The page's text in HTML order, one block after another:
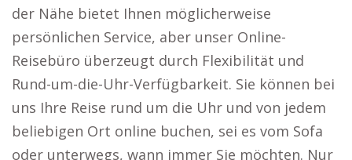
der Nähe bietet Ihnen möglicherweise
persönlichen Service, aber unser Online-
Reisebüro überzeugt durch Flexibilität und
Rund-um-die-Uhr-Verfügbarkeit. Sie können bei
uns Ihre Reise rund um die Uhr und von jedem
beliebigen Ort online buchen, sei es vom Sofa
oder unterwegs, wann immer Sie möchten. Nur